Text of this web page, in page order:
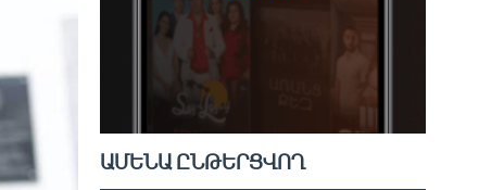
ԱՄԵՆԱ ԸՆԹԵՐՑՎՈՂ